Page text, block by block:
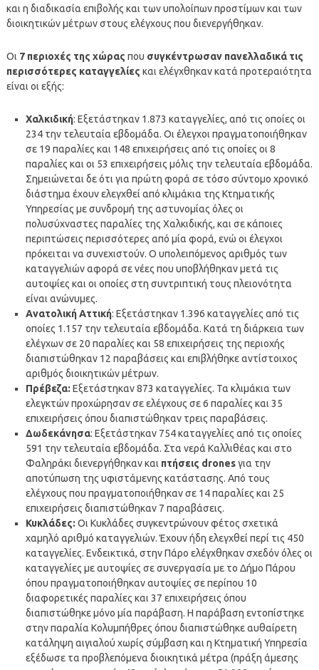
και η διαδικασία επιβολής και των υπολοίπων προστίμων και των
διοικητικών μέτρων στους ελέγχους που διενεργήθηκαν.
Οι 7 περιοχές της χώρας που συγκέντρωσαν πανελλαδικά τις
περισσότερες καταγγελίες και ελέγχθηκαν κατά προτεραιότητα
είναι οι εξής:
Χαλκιδική: Εξετάστηκαν 1.873 καταγγελίες, από τις οποίες οι
234 την τελευταία εβδομάδα. Οι έλεγχοι πραγματοποιήθηκαν
σε 19 παραλίες και 148 επιχειρήσεις από τις οποίες οι 8
παραλίες και οι 53 επιχειρήσεις μόλις την τελευταία εβδομάδα.
Σημειώνεται δε ότι για πρώτη φορά σε τόσο σύντομο χρονικό
διάστημα έχουν ελεγχθεί από κλιμάκια της Κτηματικής
Υπηρεσίας με συνδρομή της αστυνομίας όλες οι
πολυσύχναστες παραλίες της Χαλκιδικής, και σε κάποιες
περιπτώσεις περισσότερες από μία φορά, ενώ οι έλεγχοι
πρόκειται να συνεχιστούν. Ο υπολειπόμενος αριθμός των
καταγγελιών αφορά σε νέες που υποβλήθηκαν μετά τις
αυτοψίες και οι οποίες στη συντριπτική τους πλειονότητα
είναι ανώνυμες.
Ανατολική Αττική: Εξετάστηκαν 1.396 καταγγελίες από τις
οποίες 1.157 την τελευταία εβδομάδα. Κατά τη διάρκεια των
ελέγχων σε 20 παραλίες και 58 επιχειρήσεις της περιοχής
διαπιστώθηκαν 12 παραβάσεις και επιβλήθηκε αντίστοιχος
αριθμός διοικητικών μέτρων.
Πρέβεζα: Εξετάστηκαν 873 καταγγελίες. Τα κλιμάκια των
ελεγκτών προχώρησαν σε ελέγχους σε 6 παραλίες και 35
επιχειρήσεις όπου διαπιστώθηκαν τρεις παραβάσεις.
Δωδεκάνησα: Εξετάστηκαν 754 καταγγελίες από τις οποίες
591 την τελευταία εβδομάδα. Στα νερά Καλλιθέας και στο
Φαληράκι διενεργήθηκαν και πτήσεις dronesγια την
αποτύπωση της υφιστάμενης κατάστασης. Από τους
ελέγχους που πραγματοποιήθηκαν σε 14 παραλίες και 25
επιχειρήσεις διαπιστώθηκαν 7 παραβάσεις.
Κυκλάδες: Οι Κυκλάδες συγκεντρώνουν φέτος σχετικά
χαμηλό αριθμό καταγγελιών. Έχουν ήδη ελεγχθεί περί τις 450
καταγγελίες. Ενδεικτικά, στην Πάρο ελέγχθηκαν σχεδόν όλες οι
καταγγελίες με αυτοψίες σε συνεργασία με το Δήμο Πάρου
όπου πραγματοποιήθηκαν αυτοψίες σε περίπου 10
διαφορετικές παραλίες και 37 επιχειρήσεις όπου
διαπιστώθηκε μόνο μία παράβαση. Η παράβαση εντοπίστηκε
στην παραλία Κολυμπήθρες όπου διαπιστώθηκε αυθαίρετη
κατάληψη αιγιαλού χωρίς σύμβαση και η Κτηματική Υπηρεσία
εξέδωσε τα προβλεπόμενα διοικητικά μέτρα (πράξη άμεσης